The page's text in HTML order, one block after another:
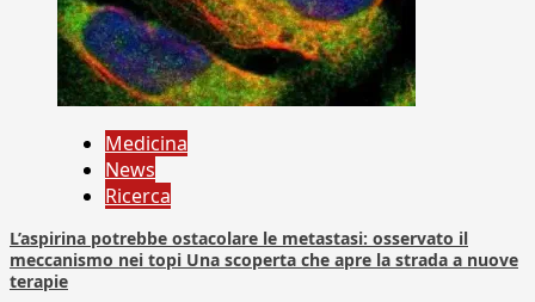
Medicina
News
Ricerca
L’aspirina potrebbe ostacolare le metastasi: osservato il
meccanismo nei topi Una scoperta che apre la strada a nuove
terapie